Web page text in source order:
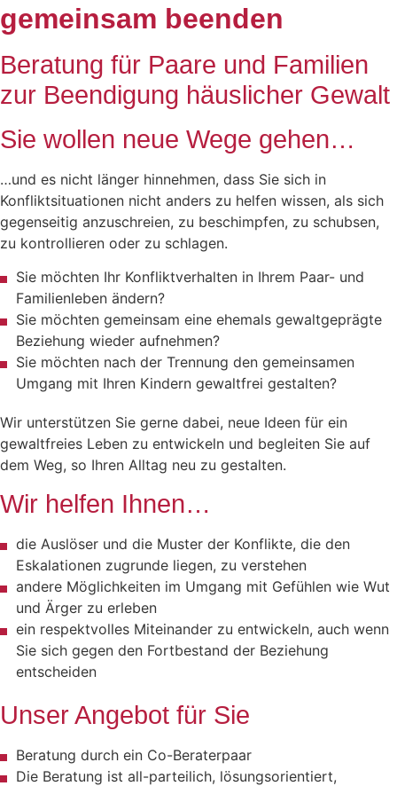
gemeinsam beenden
Beratung für Paare und Familien
zur Beendigung häuslicher Gewalt
Sie wollen neue Wege gehen…
…und es nicht länger hinnehmen, dass Sie sich in
Konfliktsituationen nicht anders zu helfen wissen, als sich
gegenseitig anzuschreien, zu beschimpfen, zu schubsen,
zu kontrollieren oder zu schlagen.
Sie möchten Ihr Konfliktverhalten in Ihrem Paar- und
Familienleben ändern?
Sie möchten gemeinsam eine ehemals gewaltgeprägte
Beziehung wieder aufnehmen?
Sie möchten nach der Trennung den gemeinsamen
Umgang mit Ihren Kindern gewaltfrei gestalten?
Wir unterstützen Sie gerne dabei, neue Ideen für ein
gewaltfreies Leben zu entwickeln und begleiten Sie auf
dem Weg, so Ihren Alltag neu zu gestalten.
Wir helfen Ihnen…
die Auslöser und die Muster der Konflikte, die den
Eskalationen zugrunde liegen, zu verstehen
andere Möglichkeiten im Umgang mit Gefühlen wie Wut
und Ärger zu erleben
ein respektvolles Miteinander zu entwickeln, auch wenn
Sie sich gegen den Fortbestand der Beziehung
entscheiden
Unser Angebot für Sie
Beratung durch ein Co-Beraterpaar
Die Beratung ist all-parteilich, lösungsorientiert,